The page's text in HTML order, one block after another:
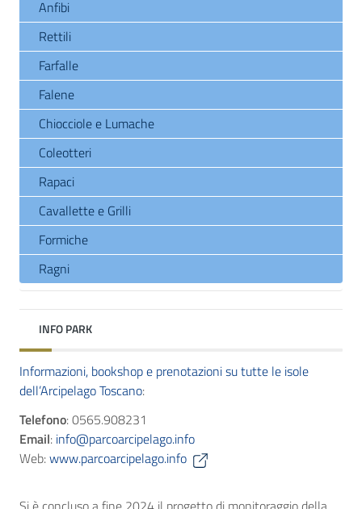
Anfibi
Rettili
Farfalle
Falene
Chiocciole e Lumache
Coleotteri
Rapaci
Cavallette e Grilli
Formiche
Ragni
INFO PARK
Informazioni, bookshop e prenotazioni su tutte le isole
dell’Arcipelago Toscano:
Telefono: 0565.908231
Email: info@parcoarcipelago.info
Web:www.parcoarcipelago.info